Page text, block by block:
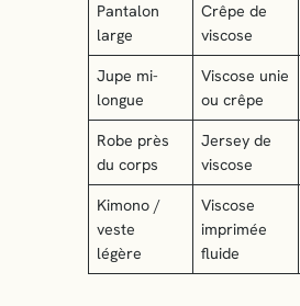
Pantalon
large
Crêpe de
viscose
Jupe mi-
longue
Viscose unie
ou crêpe
Robe près
du corps
Jersey de
viscose
Kimono /
veste
légère
Viscose
imprimée
fluide